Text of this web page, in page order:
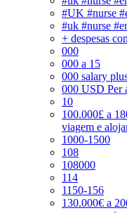
#UK #nurse
#uk #nurse
+ despesas
000
000 a 15
000 salary
000 USD Per
10
100.000£ a
viagem e
1000-1500
108
108000
114
1150-156
130.000€ a